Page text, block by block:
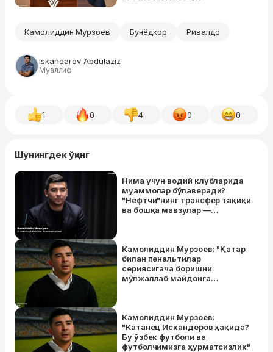
Камолиддин Мурзоев Бунёдкор Ривалдо
Iskandarov Abdulaziz
Муаллиф
1 0 4 0 0
Шунингдек ўқинг
Нима учун водий клубларида
муаммолар бўлаверади?
"Нефтчи"нинг трансфер тақиқи
ва бошқа мавзулар —
Камолиддин Мурзоев: "Қатар
билан пенальтилар
сериясигача боришни
мўлжаллаб майдонга
Камолиддин Мурзоев:
"Катанец Искандеров ҳақида?
Бу ўзбек футболи ва
футболчимизга ҳурматсизлик"